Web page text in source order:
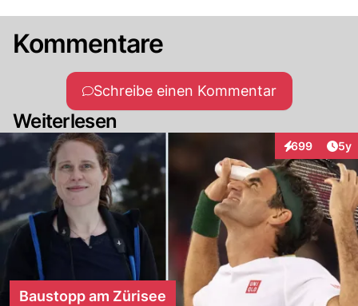
Kommentare
Schreibe einen Kommentar
Weiterlesen
699
Interaktionen
5y
Baustopp am Zürisee